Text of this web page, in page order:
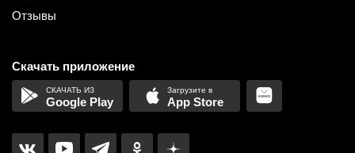
Отзывы
Скачать приложение
Google Play App Store